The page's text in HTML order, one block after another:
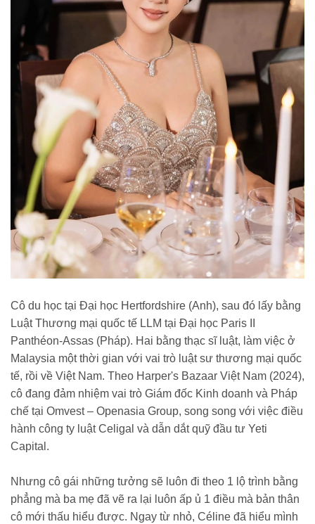
Cô du học tại Đại học Hertfordshire (Anh), sau đó lấy bằng
Luật Thương mại quốc tế LLM tại Đại học Paris II
Panthéon-Assas (Pháp). Hai bằng thạc sĩ luật, làm việc ở
Malaysia một thời gian với vai trò luật sư thương mại quốc
tế, rồi về Việt Nam. Theo Harper's Bazaar Việt Nam (2024),
cô đang đảm nhiệm vai trò Giám đốc Kinh doanh và Pháp
chế tại Omvest – Openasia Group, song song với việc điều
hành công ty luật Celigal và dẫn dắt quỹ đầu tư Yeti
Capital.
Nhưng cô gái những tưởng sẽ luôn đi theo 1 lộ trình bằng
phẳng mà ba mẹ đã vẽ ra lại luôn ấp ủ 1 điều mà bản thân
cô mới thấu hiểu được. Ngay từ nhỏ, Céline đã hiểu mình